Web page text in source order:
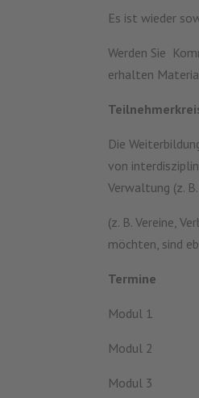
Es ist wieder
Werden Sie
erhalten
Die
von
Verwaltung (z.
(z. B. Vereine,
möchten, sind
Termine
Modul 1 am
Modul 2 am
Modul 3 am